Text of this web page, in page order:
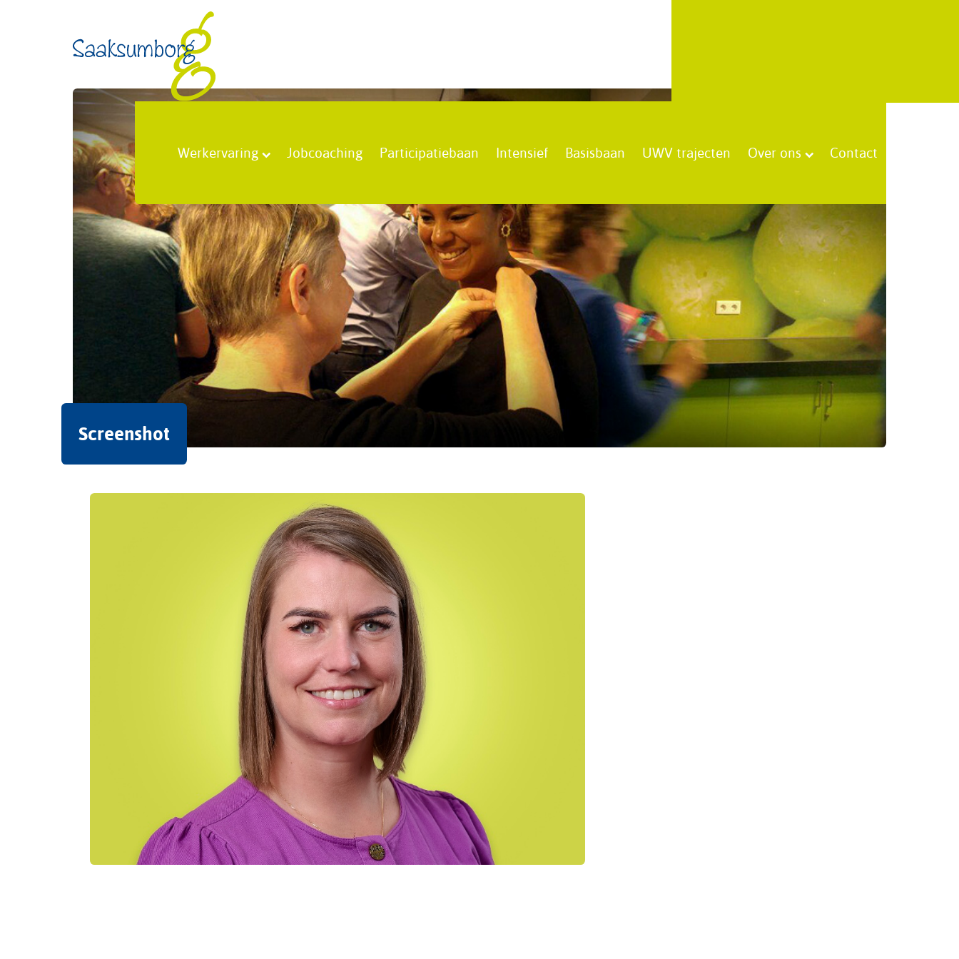
Werkervaring Jobcoaching Participatiebaan Intensief Basisbaan UWV trajecten Over ons Contact
Screenshot